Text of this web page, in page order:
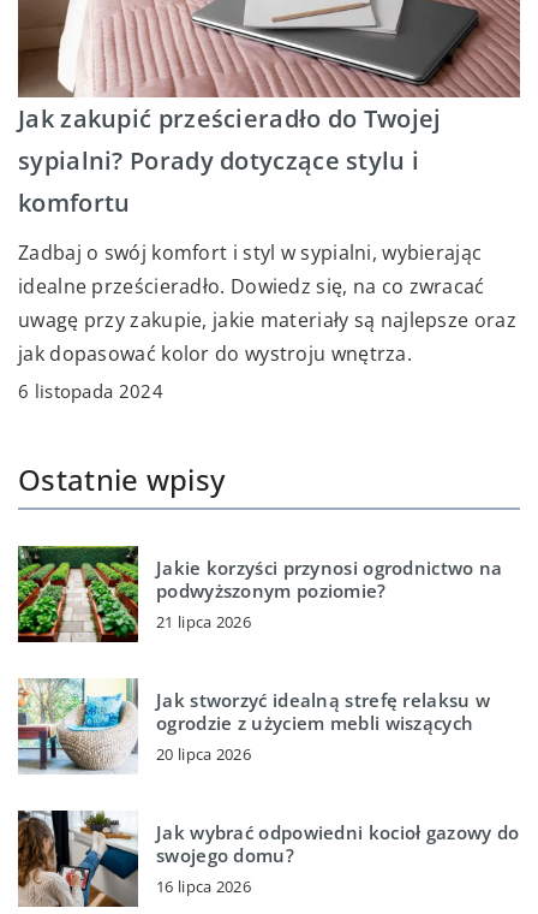
Jak zakupić prześcieradło do Twojej
sypialni? Porady dotyczące stylu i
komfortu
Zadbaj o swój komfort i styl w sypialni, wybierając
idealne prześcieradło. Dowiedz się, na co zwracać
uwagę przy zakupie, jakie materiały są najlepsze oraz
jak dopasować kolor do wystroju wnętrza.
6 listopada 2024
Ostatnie wpisy
Jakie korzyści przynosi ogrodnictwo na
podwyższonym poziomie?
21 lipca 2026
Jak stworzyć idealną strefę relaksu w
ogrodzie z użyciem mebli wiszących
20 lipca 2026
Jak wybrać odpowiedni kocioł gazowy do
swojego domu?
16 lipca 2026